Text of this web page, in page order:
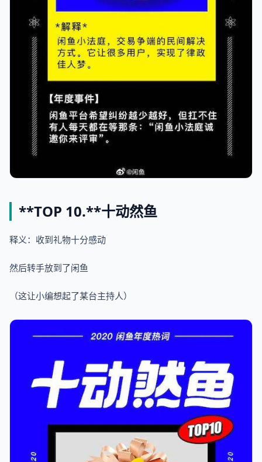
**TOP 10.**十动然鱼
释义：收到礼物十分感动
然后转手放到了闲鱼
（这让小编想起了某台主持人）